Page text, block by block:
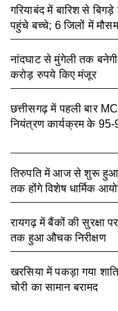
गरियाबंद में बारिश से
पहुंचे बच्चे; 6 जिलों में
नांदघाट से मुंगेली तक
करोड़ रुपये किए मंजूर
छत्तीसगढ़ में पहली बार
नियंत्रण कार्यक्रम के 95-
तिरुपति में आज से शुरू हुआ
तक होंगे विशेष धार्मिक
रायगढ़ में बैंकों की
तक हुआ औचक निरीक्षण
खरसिया में पकड़ा गया
चोरी का सामान बरामद